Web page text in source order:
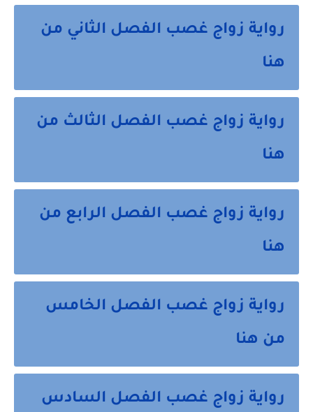
رواية زواج غصب الفصل الثاني من
هنا
رواية زواج غصب الفصل الثالث من
هنا
رواية زواج غصب الفصل الرابع من
هنا
رواية زواج غصب الفصل الخامس
من هنا
رواية زواج غصب الفصل السادس